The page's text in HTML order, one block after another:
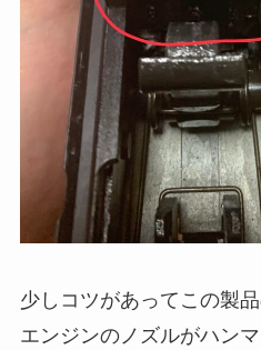
少しコツがあってこの製
エンジンのノズルがハン